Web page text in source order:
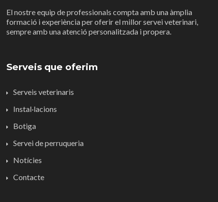
El nostre equip de professionals compta amb una àmplia
formació i experiència per oferir el millor servei veterinari,
sempre amb una atenció personalitzada i propera.
Serveis que oferim
Serveis veterinaris
Instal·lacions
Botiga
Servei de perruqueria
Notícies
Contacte